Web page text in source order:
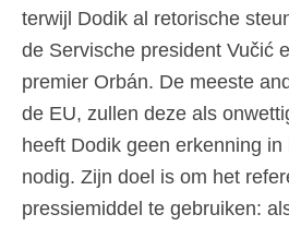
terwijl Dodik al retorische
de Servische president Vučić
premier Orbán. De meeste
de EU, zullen deze als
heeft Dodik geen erkenning in
nodig. Zijn doel is om het
pressiemiddel te gebruiken: